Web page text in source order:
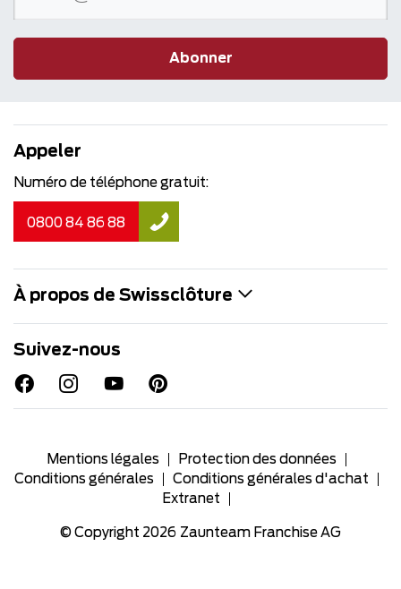
Abonner
Appeler
Numéro de téléphone gratuit:
0800 84 86 88
À propos de Swissclôture
Suivez-nous
Mentions légales
Protection des données
Conditions générales
Conditions générales d'achat
Extranet
© Copyright 2026 Zaunteam Franchise AG